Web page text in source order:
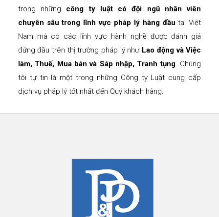
trong những công ty luật
có đội ngũ nhân viên
chuyên sâu trong lĩnh vực pháp lý hàng đầu tại Việt
Nam mà có các lĩnh vực hành nghề được đánh giá
đứng đầu trên thị trường pháp lý như Lao động và Việc
làm, Thuế, Mua bán và Sáp nhập, Tranh tụng. Chúng
tôi tự tin là một trong những Công ty Luật cung cấp
dịch vụ pháp lý tốt nhất đến Quý khách hàng.